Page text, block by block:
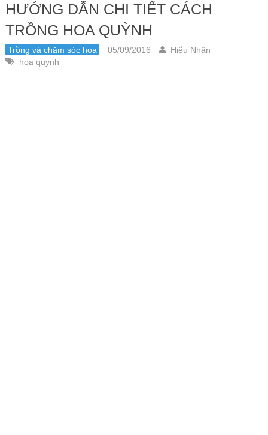
HƯỚNG DẪN CHI TIẾT CÁCH
TRỒNG HOA QUỲNH
Trồng và chăm sóc hoa 05/09/2016
Hiểu Nhân
hoa quynh